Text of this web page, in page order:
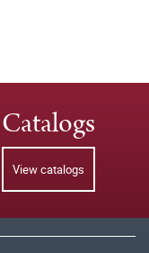
Catalogs
View catalogs